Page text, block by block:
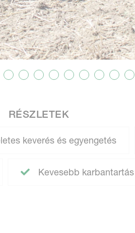
RÉSZLETEK
keverés és egyengetés
Kevesebb